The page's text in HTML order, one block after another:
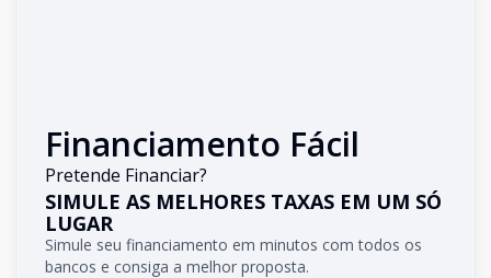
Financiamento Fácil
Pretende Financiar?
SIMULE AS MELHORES TAXAS EM UM SÓ
LUGAR
Simule seu financiamento em minutos com todos os
bancos e consiga a melhor proposta.